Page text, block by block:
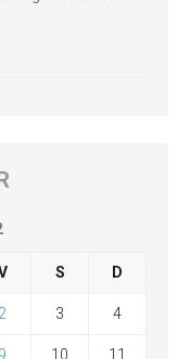
S D
2 3 4
9 10 11